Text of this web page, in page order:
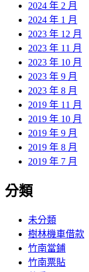
2024 年 2 月
2024 年 1 月
2023 年 12 月
2023 年 11 月
2023 年 10 月
2023 年 9 月
2023 年 8 月
2019 年 11 月
2019 年 10 月
2019 年 9 月
2019 年 8 月
2019 年 7 月
分類
未分類
樹林機車借款
竹南當鋪
竹南票貼